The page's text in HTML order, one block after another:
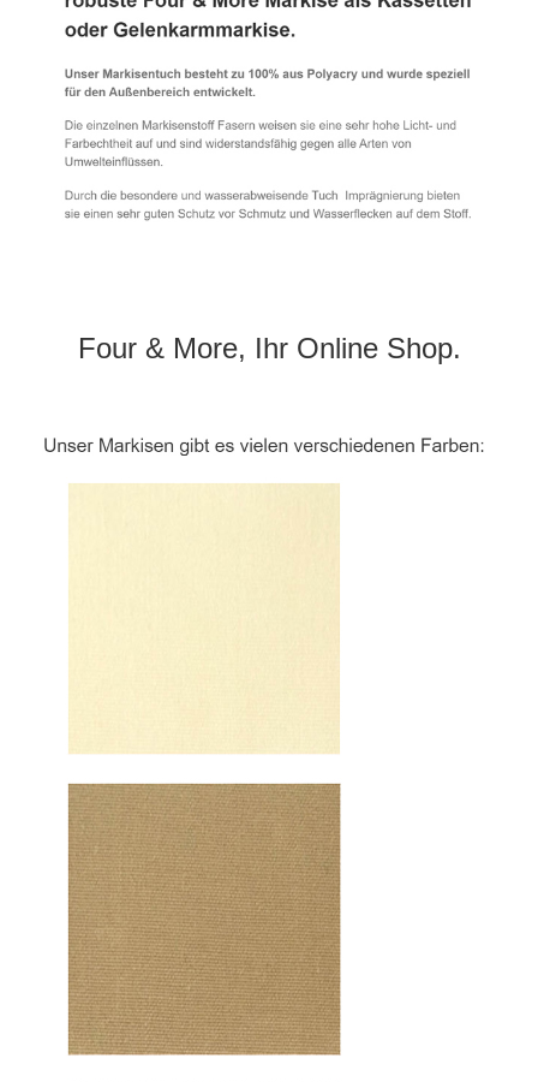
Four & More, Ihr Online Shop.